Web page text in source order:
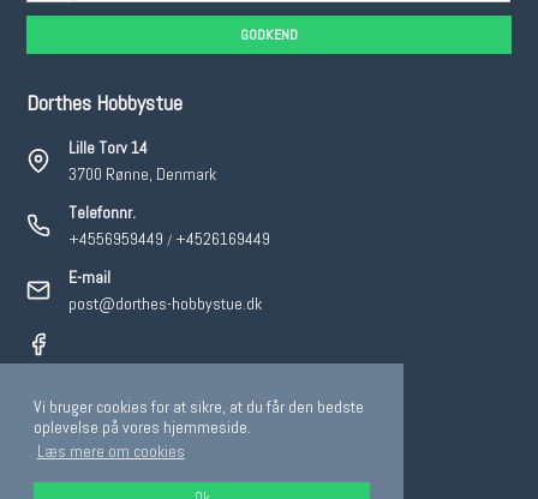
Vi bruger cookies for at sikre, at du får den bedste
oplevelse på vores hjemmeside.
Læs mere om cookies
GODKEND
Dorthes Hobbystue
Lille Torv 14
3700 Rønne, Denmark
Telefonnr.
+4556959449 / +4526169449
E-mail
post@dorthes-hobbystue.dk
2026 © Dorthes Hobbystue.
Bankoplysninger: Nordea 0650 6500181271